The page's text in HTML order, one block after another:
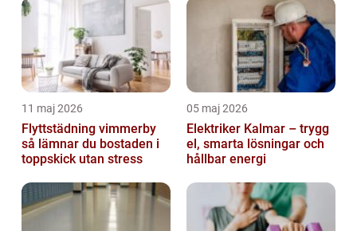
11 maj 2026
Flyttstädning vimmerby
så lämnar du bostaden i
toppskick utan stress
05 maj 2026
Elektriker Kalmar – trygg
el, smarta lösningar och
hållbar energi